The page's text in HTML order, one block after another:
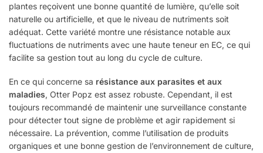
plantes reçoivent une bonne quantité de lumière, qu’elle soit
naturelle ou artificielle, et que le niveau de nutriments soit
adéquat. Cette variété montre une résistance notable aux
fluctuations de nutriments avec une haute teneur en EC, ce qui
facilite sa gestion tout au long du cycle de culture.
En ce qui concerne sa résistance aux parasites et aux
maladies, Otter Popz est assez robuste. Cependant, il est
toujours recommandé de maintenir une surveillance constante
pour détecter tout signe de problème et agir rapidement si
nécessaire. La prévention, comme l’utilisation de produits
organiques et une bonne gestion de l’environnement de culture,